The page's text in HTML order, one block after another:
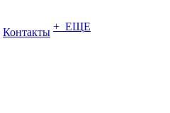
Контакты + ЕЩЕ